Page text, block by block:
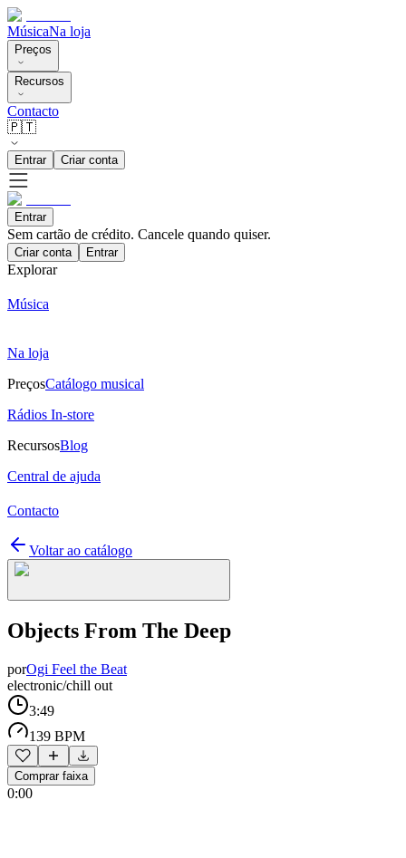
MúsicaNa loja
Preços
Recursos
Contacto
🇵🇹
Entrar Criar conta
Entrar
Sem cartão de crédito. Cancele quando quiser.
Criar conta Entrar
Explorar
Música
Na loja
PreçosCatálogo musical
Rádios In-store
RecursosBlog
Central de ajuda
Contacto
Voltar ao catálogo
Objects From The Deep
porOgi Feel the Beat
electronic/chill out
3:49
139 BPM
Comprar faixa
0:00